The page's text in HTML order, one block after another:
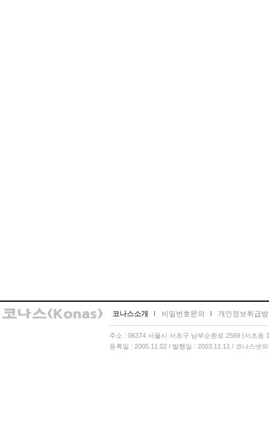
코나스소개 비밀번호문의 개인정보취급
주소 : 06374 서울시 서초구 남부순환로 2569 (서초
등록일 : 2005.11.02 / 발행일 : 2003.11.11 / 코나스넷